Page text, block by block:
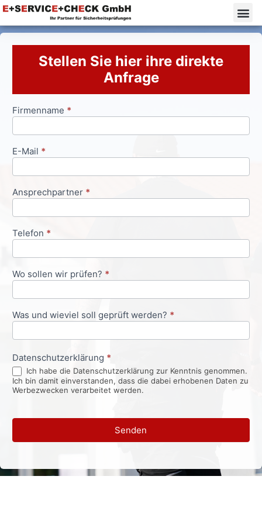
Stellen Sie hier ihre direkte
Anfrage
Anfrageformular
Firmenname *
E-Mail *
Ansprechpartner *
Telefon *
Wo sollen wir prüfen? *
Was und wieviel soll geprüft werden? *
Datenschutzerklärung *
Ich habe die Datenschutzerklärung zur Kenntnis genommen.
Ich bin damit einverstanden, dass die dabei erhobenen Daten zu
Werbezwecken verarbeitet werden.
Senden